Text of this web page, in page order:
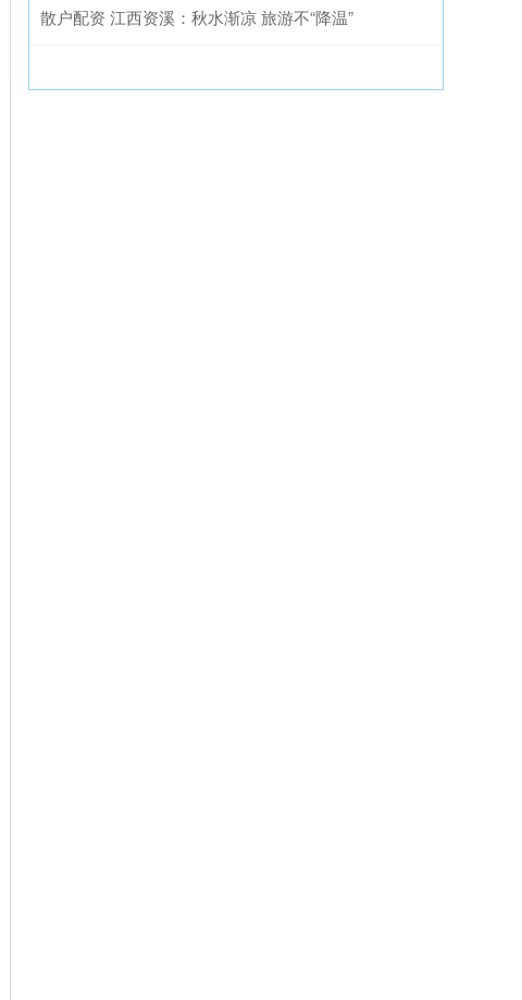
散户配资 江西资溪：秋水渐凉 旅游不“降温”